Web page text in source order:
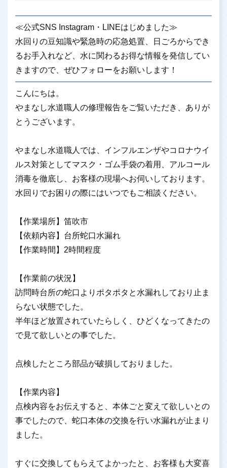
≪公式SNS Instagram・LINEはじめました≫
水回りの豆知識や緊急時の応急処置、日ごろからでき
るお手入れなど、水に関わるお得な情報を発信してい
きますので、ぜひフォローをお願いします！
こんにちは。
やまなし水道職人の修理報告をご覧いただき、ありが
とうございます。
やまなし水道職人では、インフルエンザやコロナウイ
ルス対策としてマスク・ゴム手袋の着用、アルコール
消毒を徹底し、お客様の現場へお伺いしております。
水回りでお困りの際にはいつでもご相談ください。
【作業場所】笛吹市
【依頼内容】台所蛇口水漏れ
【作業時間】2時間程度
【作業前の状況】
訪問時台所の蛇口よりポタポタと水漏れしており止ま
らない状態でした。
半年ほど放置されていたらしく、ひどくなってきたの
で見て欲しいとの事でした。
点検したところ部品が破損しておりました。
【作業内容】
点検内容をお伝えすると、本体ごと変えて欲しいとの
事でしたので、蛇口本体の交換を行い水漏れが止まり
ました。
すぐに交換してもらえてよかったと、お客様も大変喜